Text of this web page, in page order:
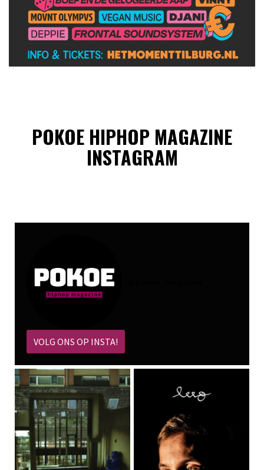
POKOE HIPHOP MAGAZINE
INSTAGRAM
VOLG ONS OP INSTA!